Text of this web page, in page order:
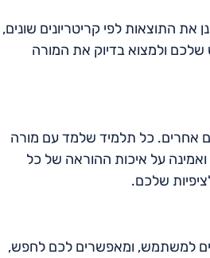
התוצאות לפי קריטריונים שונים,
שלכם ולמצוא בדיוק את המורה
אחרים. כל תלמיד שלמד עם מורה
על איכות ההוראה של כל
שלכם.
למשתמש, ומאפשרים לכם לחפש,